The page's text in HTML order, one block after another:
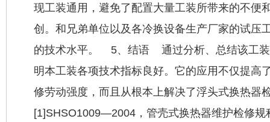
现工装通用，避免了配置大量工装所带来的不
创。和兄弟单位以及各冷换设备生产厂家的试压
的技术水平。 5、结语 通过分析、总结该工装
明本工装各项技术指标良好。它的应用不仅提高
修劳动强度，而且从根本上解决了浮头式换热器
[1]SHSO1009—2004，管壳式换热器维护检修规